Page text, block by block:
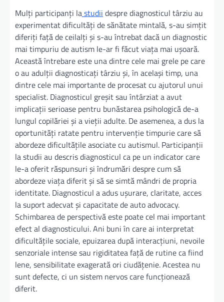
Mulți participanți lastudii despre diagnosticul târziu au
experimentat dificultăți de sănătate mintală, s-au simțit
diferiți față de ceilalți și s-au întrebat dacă un diagnostic
mai timpuriu de autism le-ar fi făcut viața mai ușoară.
Această întrebare este una dintre cele mai grele pe care
o au adulții diagnosticați târziu și, în același timp, una
dintre cele mai importante de procesat cu ajutorul unui
specialist. Diagnosticul greșit sau întârziat a avut
implicații serioase pentru bunăstarea psihologică de-a
lungul copilăriei și a vieții adulte. De asemenea, a dus la
oportunități ratate pentru intervenție timpurie care să
abordeze dificultățile asociate cu autismul. Participanții
la studii au descris diagnosticul ca pe un indicator care
le-a oferit răspunsuri și îndrumări despre cum să
abordeze viața diferit și să se simtă mândri de propria
identitate. Diagnosticul a adus ușurare, claritate, acces
la suport adecvat și capacitate de auto advocacy.
Schimbarea de perspectivă este poate cel mai important
efect al diagnosticului. Ani buni în care ai interpretat
dificultățile sociale, epuizarea după interacțiuni, nevoile
senzoriale intense sau rigiditatea față de rutine ca fiind
lene, sensibilitate exagerată ori ciudățenie. Acestea nu
sunt defecte, ci un sistem nervos care funcționează
diferit.